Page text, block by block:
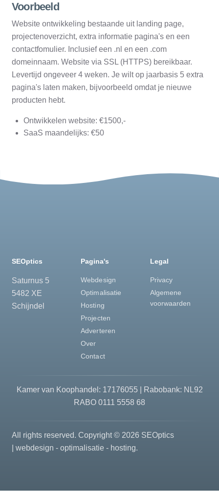
Voorbeeld
Website ontwikkeling bestaande uit landing page,
projectenoverzicht, extra informatie pagina's en een
contactfomulier. Inclusief een .nl en een .com
domeinnaam. Website via SSL (HTTPS) bereikbaar.
Levertijd ongeveer 4 weken. Je wilt op jaarbasis 5 extra
pagina's laten maken, bijvoorbeeld omdat je nieuwe
producten hebt.
Ontwikkelen website: €1500,-
SaaS maandelijks: €50
SEOptics
Saturnus 5
5482 XE
Schijndel
Pagina's
Webdesign
Optimalisatie
Hosting
Projecten
Adverteren
Over
Contact
Legal
Privacy
Algemene
voorwaarden
Kamer van Koophandel: 17176055 | Rabobank: NL92
RABO 0111​ 5558​ 68
All rights reserved. Copyright © 2026 SEOptics
| webdesign - optimalisatie - hosting.